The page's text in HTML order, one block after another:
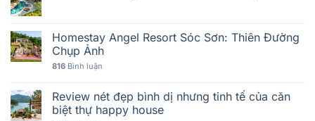
Homestay Angel Resort Sóc Sơn: Thiên Đường
Chụp Ảnh
816 Bình luận
Review nét đẹp bình dị nhưng tinh tế của căn
biệt thự happy house